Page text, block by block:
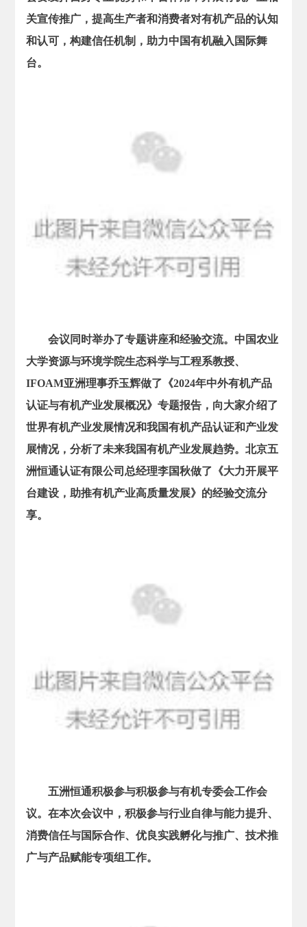
关宣传推广，提高生产者和消费者对有机产品的认知
和认可，构建信任机制，助力中国有机融入国际舞
台。
会议同时举办了专题讲座和经验交流。中国农业
大学资源与环境学院生态科学与工程系教授、
IFOAM亚洲理事乔玉辉做了《2024年中外有机产品
认证与有机产业发展概况》专题报告，向大家介绍了
世界有机产业发展情况和我国有机产品认证和产业发
展情况，分析了未来我国有机产业发展趋势。北京五
洲恒通认证有限公司总经理李国秋做了《大力开展平
台建设，助推有机产业高质量发展》的经验交流分
享。
五洲恒通积极参与积极参与有机专委会工作会
议。在本次会议中，积极参与行业自律与能力提升、
消费信任与国际合作、优良实践孵化与推广、技术推
广与产品赋能专项组工作。